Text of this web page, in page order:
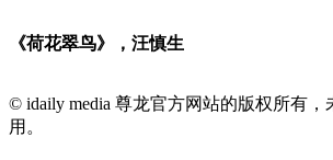
《荷花翠鸟》，汪慎生
© idaily media 尊龙官方网站的版权所有，
用。